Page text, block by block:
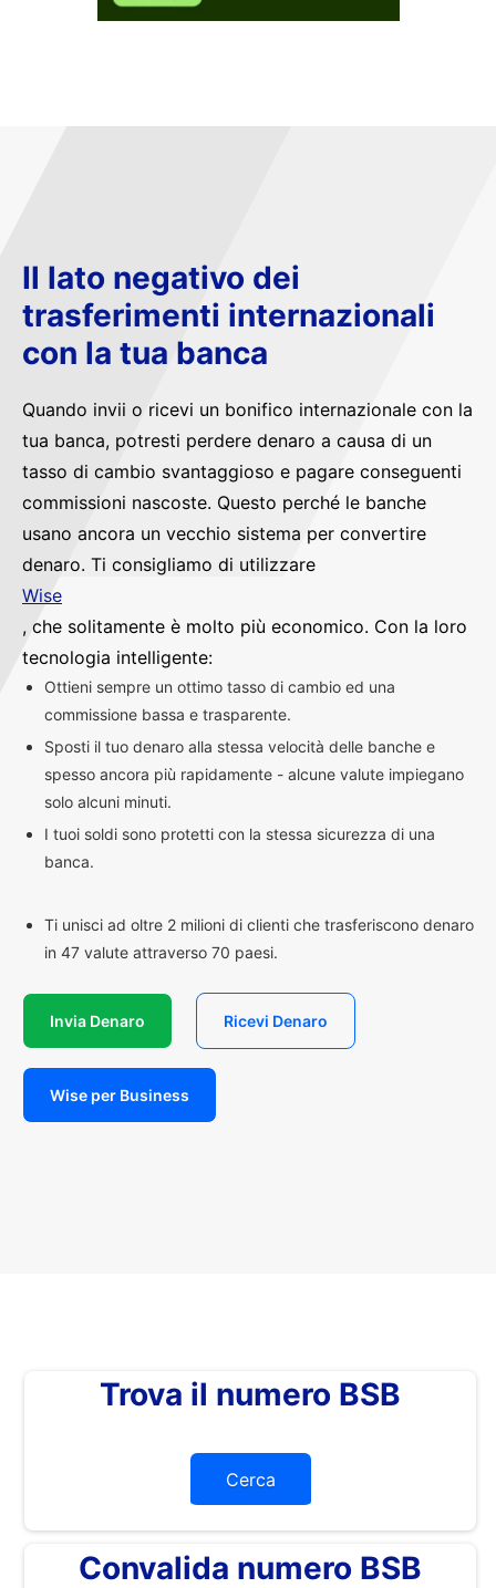
Il lato negativo dei
trasferimenti internazionali
con la tua banca
Quando invii o ricevi un bonifico internazionale con la
tua banca, potresti perdere denaro a causa di un
tasso di cambio svantaggioso e pagare conseguenti
commissioni nascoste. Questo perché le banche
usano ancora un vecchio sistema per convertire
denaro. Ti consigliamo di utilizzare
Wise
, che solitamente è molto più economico. Con la loro
tecnologia intelligente:
Ottieni sempre un ottimo tasso di cambio ed una
commissione bassa e trasparente.
Sposti il tuo denaro alla stessa velocità delle banche e
spesso ancora più rapidamente - alcune valute impiegano
solo alcuni minuti.
I tuoi soldi sono protetti con la stessa sicurezza di una
banca.
Ti unisci ad oltre 2 milioni di clienti che trasferiscono denaro
in 47 valute attraverso 70 paesi.
Invia Denaro Ricevi Denaro
Wise per Business
Trova il numero BSB
Cerca
Convalida numero BSB